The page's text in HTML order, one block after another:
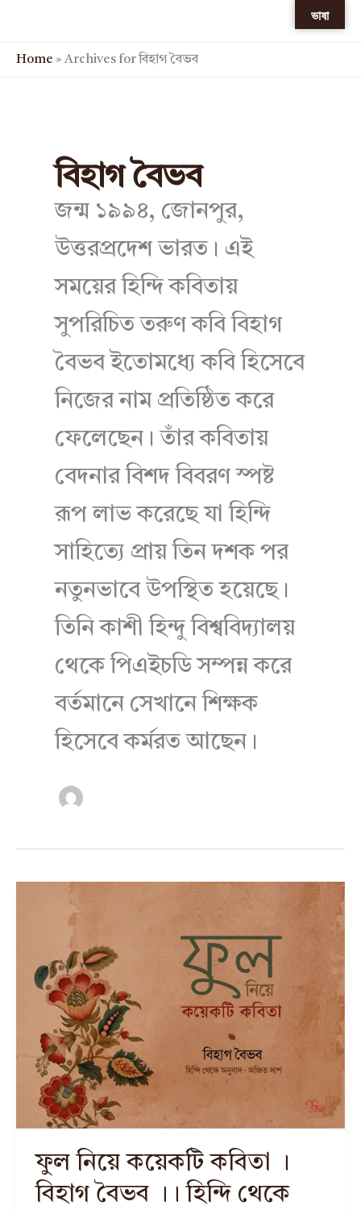
content
Home »Archives for বিহাগ বৈভব
বিহাগ বৈভব
জন্ম ১৯৯৪, জোনপুর,
উত্তরপ্রদেশ ভারত। এই
সময়ের হিন্দি কবিতায়
সুপরিচিত তরুণ কবি বিহাগ
বৈভব ইতোমধ্যে কবি হিসেবে
নিজের নাম প্রতিষ্ঠিত করে
ফেলেছেন। তাঁর কবিতায়
বেদনার বিশদ বিবরণ স্পষ্ট
রূপ লাভ করেছে যা হিন্দি
সাহিত্যে প্রায় তিন দশক পর
নতুনভাবে উপস্থিত হয়েছে।
তিনি কাশী হিন্দু বিশ্ববিদ্যালয়
থেকে পিএইচডি সম্পন্ন করে
বর্তমানে সেখানে শিক্ষক
হিসেবে কর্মরত আছেন।
ফুল নিয়ে কয়েকটি কবিতা ।
বিহাগ বৈভব ।। হিন্দি থেকে
ভাষা